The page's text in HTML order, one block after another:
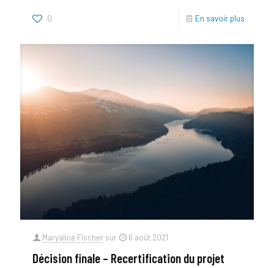
0 En savoir plus
Maryalice Fischer sur 6 août 2021
Décision finale – Recertification du projet